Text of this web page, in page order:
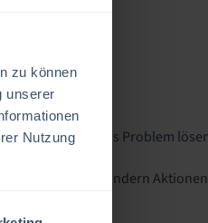
zu können
unserer
Nutzung
„Ich werde das Problem
erzeugt, sondern